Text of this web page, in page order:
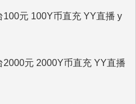
100元 100Y币直充 YY直播 y
2000元 2000Y币直充 YY直播